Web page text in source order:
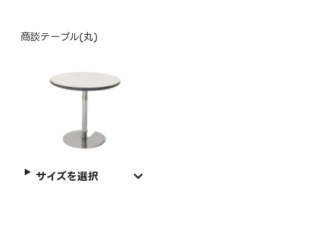
商談テーブル(丸)
サイズを選択